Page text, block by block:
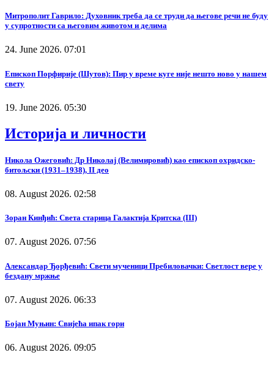
Митрополит Гаврило: Духовник треба да се труди да његове речи не буду
у супротности са његовим животом и делима
24. June 2026. 07:01
Епископ Порфирије (Шутов): Пир у време куге није нешто ново у нашем
свету
19. June 2026. 05:30
Историја и личности
Никола Ожеговић: Др Николај (Велимировић) као епископ охридско-
битољски (1931–1938), II део
08. August 2026. 02:58
Зоран Кинђић: Света старица Галактија Критска (III)
07. August 2026. 07:56
Александар Ђорђевић: Свети мученици Пребиловачки: Светлост вере у
бездану мржње
07. August 2026. 06:33
Бојан Муњин: Свијећа ипак гори
06. August 2026. 09:05